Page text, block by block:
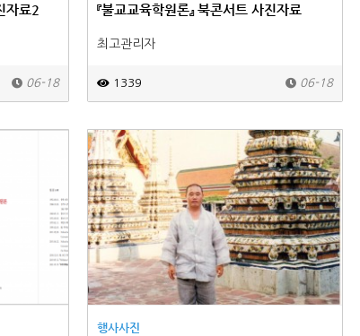
자료2
06-18
『불교교육학원론』 북콘서트 사진자료
최고관리자
1339 06-18
행사사진